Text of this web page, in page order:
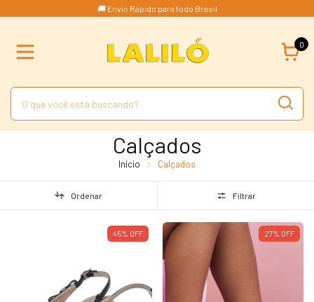
🚚 Envio Rápido para todo Brasil
0
Calçados
Início Calçados
Ordenar Filtrar
45% OFF 27% OFF